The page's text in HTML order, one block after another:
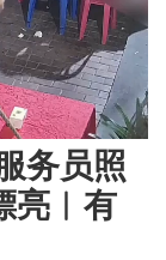
务员照
亮︱有